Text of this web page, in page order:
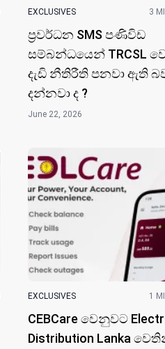
EXCLUSIVES 3
ප්‍රවර්ධන SMS පණිවිඩ
සම්බන්ධයෙන් TRCSL
දැඩි නීතිරීති පනවා ඇති
දන්නවා ද ?
June 22, 2026
EXCLUSIVES 1
CEBCare වෙනුවට
Distribution Lanka